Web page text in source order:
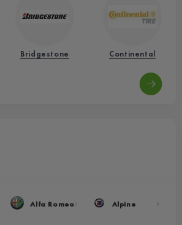
Bridgestone Continental
Alfa Romeo Alpine